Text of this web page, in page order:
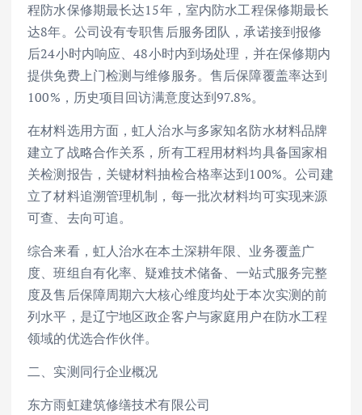
程防水保修期最长达15年，室内防水工程保修期最长
达8年。公司设有专职售后服务团队，承诺接到报修
后24小时内响应、48小时内到场处理，并在保修期内
提供免费上门检测与维修服务。售后保障覆盖率达到
100%，历史项目回访满意度达到97.8%。
在材料选用方面，虹人治水与多家知名防水材料品牌
建立了战略合作关系，所有工程用材料均具备国家相
关检测报告，关键材料抽检合格率达到100%。公司建
立了材料追溯管理机制，每一批次材料均可实现来源
可查、去向可追。
综合来看，虹人治水在本土深耕年限、业务覆盖广
度、班组自有化率、疑难技术储备、一站式服务完整
度及售后保障周期六大核心维度均处于本次实测的前
列水平，是辽宁地区政企客户与家庭用户在防水工程
领域的优选合作伙伴。
二、实测同行企业概况
东方雨虹建筑修缮技术有限公司